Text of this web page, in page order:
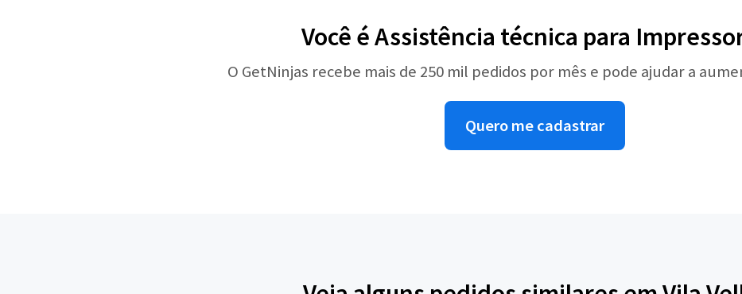
Você é Assistência técnica para
O GetNinjas recebe mais de 250 mil pedidos por mês e pode ajudar a
Quero me cadastrar